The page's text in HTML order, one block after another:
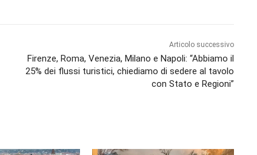
Articolo successivo
Firenze, Roma, Venezia, Milano e Napoli: “Abbiamo il
25% dei flussi turistici, chiediamo di sedere al tavolo
con Stato e Regioni”